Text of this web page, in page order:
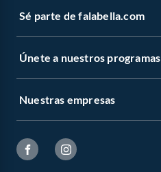
Sé parte de falabella.com
Únete a nuestros programas
Nuestras empresas